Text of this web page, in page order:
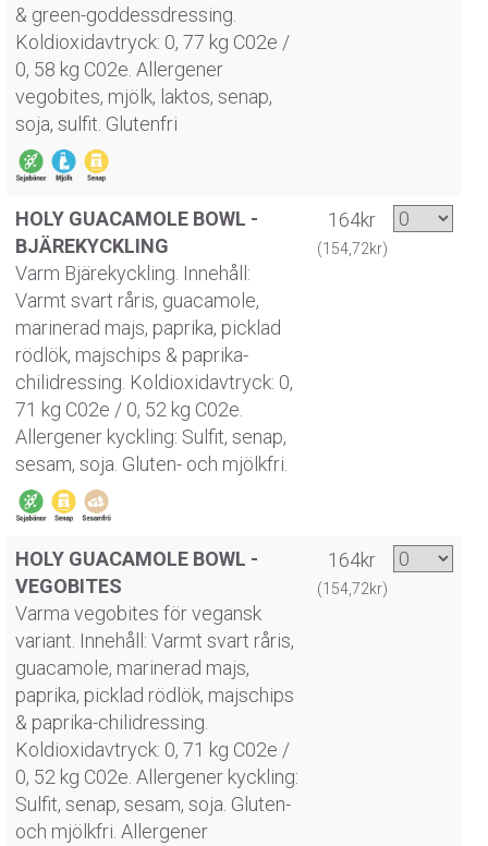
& green-goddessdressing.
Koldioxidavtryck: 0, 77 kg C02e /
0, 58 kg C02e. Allergener
vegobites, mjölk, laktos, senap,
soja, sulfit. Glutenfri
HOLY GUACAMOLE BOWL -
BJÄREKYCKLING
Varm Bjärekyckling. Innehåll:
Varmt svart råris, guacamole,
marinerad majs, paprika, picklad
rödlök, majschips & paprika-
chilidressing. Koldioxidavtryck: 0,
71 kg C02e / 0, 52 kg C02e.
Allergener kyckling: Sulfit, senap,
sesam, soja. Gluten- och mjölkfri.
164kr
(154,72kr)
HOLY GUACAMOLE BOWL -
VEGOBITES
Varma vegobites för vegansk
variant. Innehåll: Varmt svart råris,
guacamole, marinerad majs,
paprika, picklad rödlök, majschips
& paprika-chilidressing.
Koldioxidavtryck: 0, 71 kg C02e /
0, 52 kg C02e. Allergener kyckling:
Sulfit, senap, sesam, soja. Gluten-
och mjölkfri. Allergener
164kr
(154,72kr)